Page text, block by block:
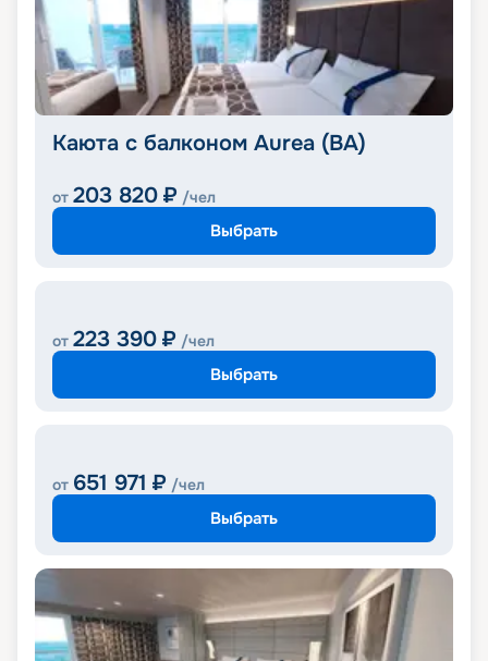
Каюта с балконом Aurea (BA)
от 203 820 ₽ /чел
Выбрать
от 223 390 ₽ /чел
Выбрать
от 651 971 ₽ /чел
Выбрать